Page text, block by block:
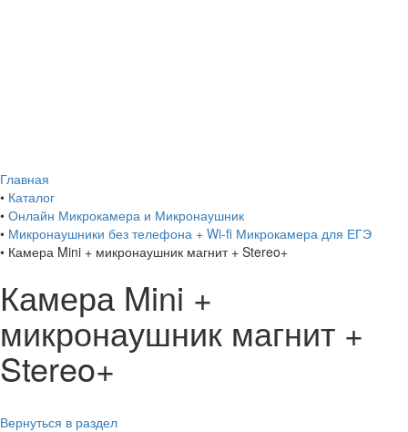
Главная
• Каталог
• Онлайн Микрокамера и Микронаушник
• Микронаушники без телефона + Wi-fi Микрокамера для ЕГЭ
• Камера Mini + микронаушник магнит + Stereo+
Камера Mini +
микронаушник магнит +
Stereo+
Вернуться в раздел